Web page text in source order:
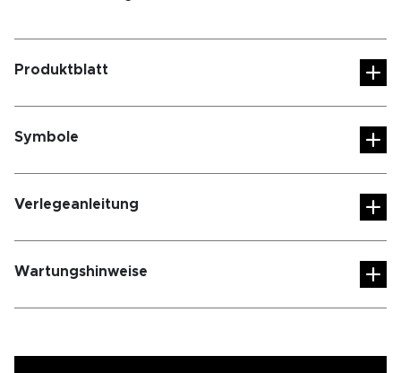
Produktblatt
Symbole
Verlegeanleitung
Wartungshinweise